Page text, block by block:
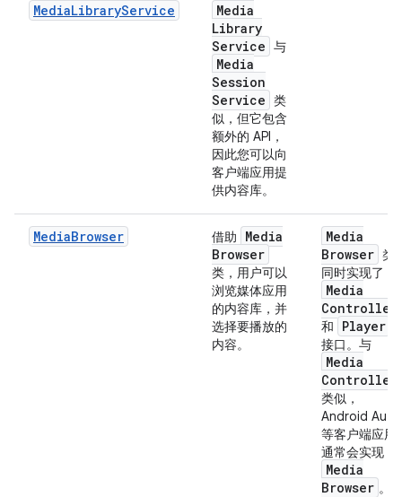
MediaLibraryService
Media
Library
Service 与
Media
Session
Service 类
似，但它包含
额外的 API，
因此您可以向
客户端应用提
供内容库。
MediaBrowser 借助
Media
Browser
类，用户可以
浏览媒体应用
的内容库，并
选择要播放的
内容。
Media
Browser 类
同时实现了
Media
Controller
和 Player
接口。与
Media
Controller
类似，
Android Auto
等客户端应用
通常会实现
Media
Browser 。